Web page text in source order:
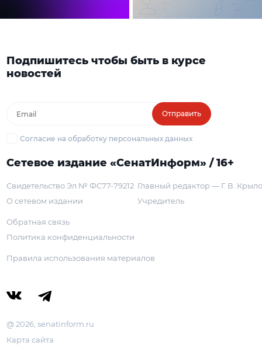
Подпишитесь чтобы быть в курсе
новостей
Отправить
Согласие на обработку персональных данных
Сетевое издание «СенатИнформ» / 16+
Свидетельство Эл № ФС77-79212
О сетевом издании
Главный редактор — Г. В.
Учредитель
Обратная связь
Политика конфиденциальности
Правила использования материалов
@ 2026, senatinform.ru
Карта сайта